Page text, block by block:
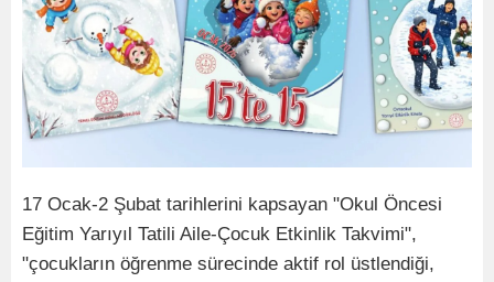
17 Ocak-2 Şubat tarihlerini kapsayan "Okul Öncesi
Eğitim Yarıyıl Tatili Aile-Çocuk Etkinlik Takvimi",
"çocukların öğrenme sürecinde aktif rol üstlendiği,